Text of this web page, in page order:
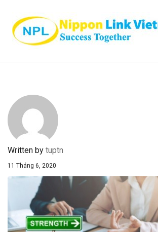
Written by tuptn
11 Tháng 6, 2020